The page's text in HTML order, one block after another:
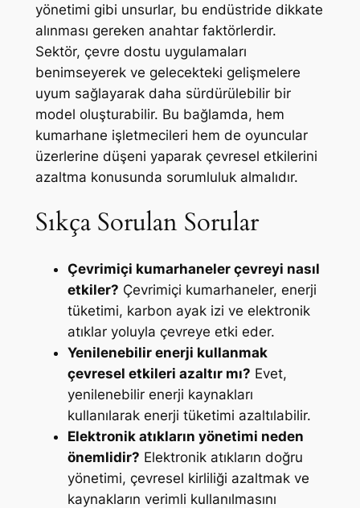
yönetimi gibi unsurlar, bu endüstride dikkate
alınması gereken anahtar faktörlerdir.
Sektör, çevre dostu uygulamaları
benimseyerek ve gelecekteki gelişmelere
uyum sağlayarak daha sürdürülebilir bir
model oluşturabilir. Bu bağlamda, hem
kumarhane işletmecileri hem de oyuncular
üzerlerine düşeni yaparak çevresel etkilerini
azaltma konusunda sorumluluk almalıdır.
Sıkça Sorulan Sorular
Çevrimiçi kumarhaneler çevreyi nasıl
etkiler? Çevrimiçi kumarhaneler, enerji
tüketimi, karbon ayak izi ve elektronik
atıklar yoluyla çevreye etki eder.
Yenilenebilir enerji kullanmak
çevresel etkileri azaltır mı? Evet,
yenilenebilir enerji kaynakları
kullanılarak enerji tüketimi azaltılabilir.
Elektronik atıkların yönetimi neden
önemlidir? Elektronik atıkların doğru
yönetimi, çevresel kirliliği azaltmak ve
kaynakların verimli kullanılmasını